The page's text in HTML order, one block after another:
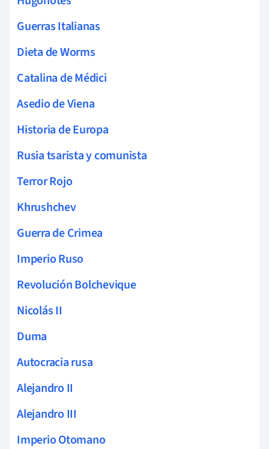
Guerras Italianas
Dieta de Worms
Catalina de Médici
Asedio de Viena
Historia de Europa
Rusia tsarista y comunista
Terror Rojo
Khrushchev
Guerra de Crimea
Imperio Ruso
Revolución Bolchevique
Nicolás II
Duma
Autocracia rusa
Alejandro II
Alejandro III
Imperio Otomano